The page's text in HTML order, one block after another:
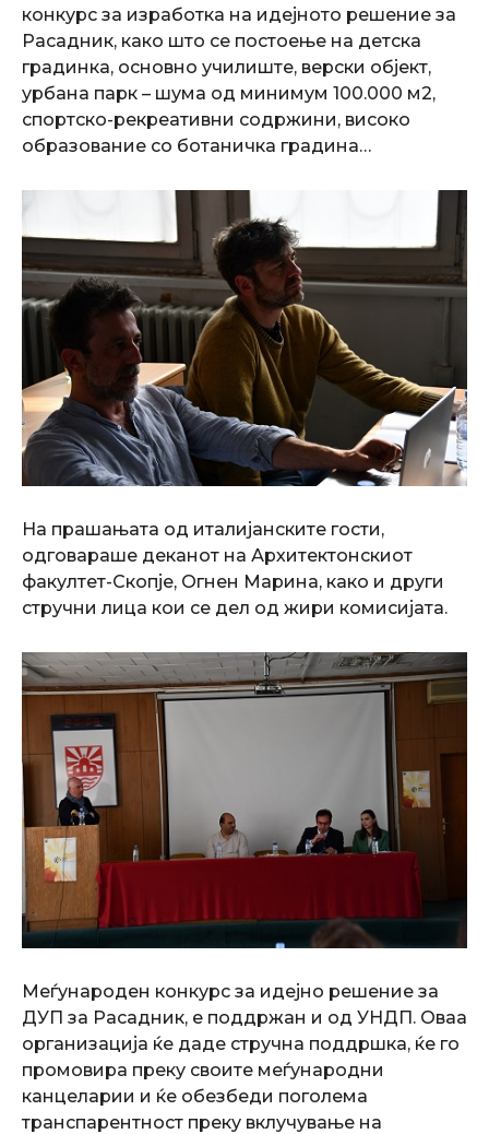
конкурс за изработка на идејното решение за
Расадник, како што се постоење на детска
градинка, основно училиште, верски објект,
урбана парк – шума од минимум 100.000 м2,
спортско-рекреативни содржини, високо
образование со ботаничка градина…
На прашањата од италијанските гости,
одговараше деканот на Архитектонскиот
факултет-Скопје, Огнен Марина, како и други
стручни лица кои се дел од жири комисијата.
Меѓународен конкурс за идејно решение за
ДУП за Расадник, е поддржан и од УНДП. Оваа
организација ќе даде стручна поддршка, ќе го
промовира преку своите меѓународни
канцеларии и ќе обезбеди поголема
транспарентност преку вклучување на